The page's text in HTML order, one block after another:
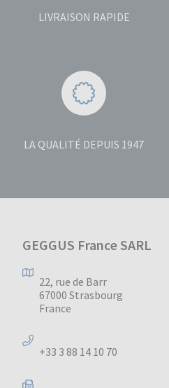
LIVRAISON RAPIDE
LA QUALITÉ DEPUIS 1947
GEGGUS France SARL
22, rue de Barr
67000 Strasbourg
France
+33 3 88 14 10 70